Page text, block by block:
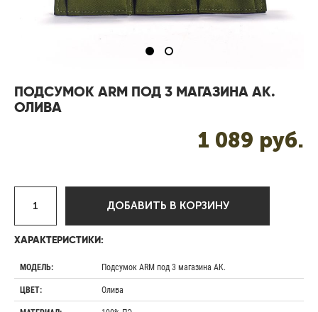
ПОДСУМОК ARM ПОД 3 МАГАЗИНА АК.
ОЛИВА
1 089 pуб.
ДОБАВИТЬ В КОРЗИНУ
ХАРАКТЕРИСТИКИ:
МОДЕЛЬ: Подсумок ARM под 3 магазина АК.
ЦВЕТ: Олива